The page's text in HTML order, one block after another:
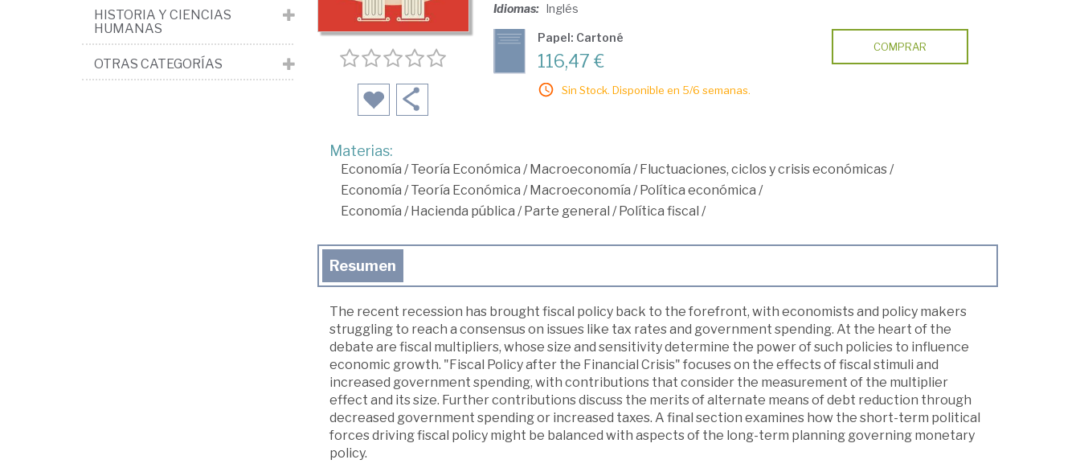
Idiomas: Inglés
Papel: Cartoné
116,47 €
Sin Stock. Disponible en 5/6 semanas.
COMPRAR
Materias:
Economía /Teoría Económica /Macroeconomía /Fluctuaciones, ciclos y crisis económicas/
Economía /Teoría Económica /Macroeconomía /Política económica /
Economía /Hacienda pública /Parte general /Política fiscal /
Resumen
The recent recession has brought fiscal policy back to the forefront, with economists and policy makers
struggling to reach a consensus on issues like tax rates and government spending. At the heart of the
debate are fiscal multipliers, whose size and sensitivity determine the power of such policies to influence
economic growth. "Fiscal Policy after the Financial Crisis" focuses on the effects of fiscal stimuli and
increased government spending, with contributions that consider the measurement of the multiplier
effect and its size. Further contributions discuss the merits of alternate means of debt reduction through
decreased government spending or increased taxes. A final section examines how the short-term political
forces driving fiscal policy might be balanced with aspects of the long-term planning governing monetary
policy.
HISTORIA Y CIENCIAS
HUMANAS
OTRAS CATEGORÍAS